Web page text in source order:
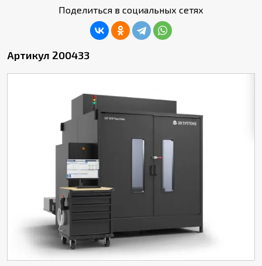
Поделиться в социальных сетях
Артикул 200433